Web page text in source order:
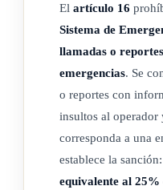
Son funciones del
labores a través de
de acceso única para
El artículo 16
Sistema de
llamadas o
emergencias. Se
o reportes con
insultos al operador
corresponda a una
establece la sanción:
equivalente al